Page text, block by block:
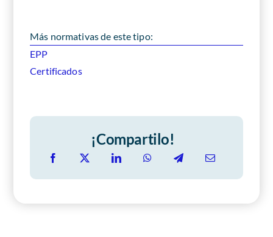
Más normativas de este tipo:
EPP
Certificados
¡Compartilo!